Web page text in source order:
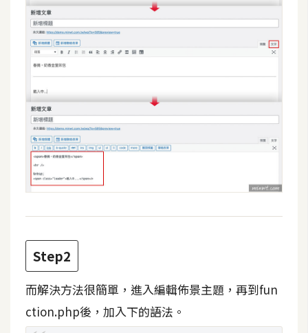
免
費
圖
免
費
字
型
網
架
設
o
r
Step2
而解決方法很簡單，進入編輯佈景主題，再到fun
ction.php後，加入下的語法。